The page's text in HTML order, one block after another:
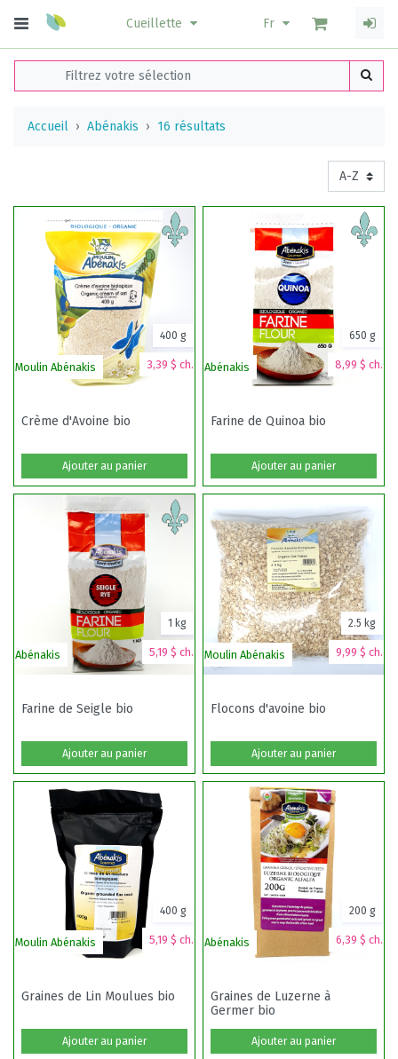
Cueillette Fr
Accueil Abénakis 16 résultats
Moulin Abénakis 3,39 $ ch.
400 g
Crème d'Avoine bio
Ajouter au panier
Abénakis 8,99 $ ch.
650 g
Farine de Quinoa bio
Ajouter au panier
Abénakis 5,19 $ ch.
1 kg
Farine de Seigle bio
Ajouter au panier
Moulin Abénakis 9,99 $ ch.
2.5 kg
Flocons d'avoine bio
Ajouter au panier
Moulin Abénakis 5,19 $ ch.
400 g
Graines de Lin Moulues bio
Ajouter au panier
Abénakis 6,39 $ ch.
200 g
Graines de Luzerne à
Germer bio
Ajouter au panier